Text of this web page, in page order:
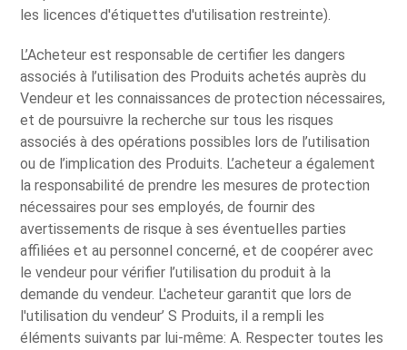
les licences d'étiquettes d'utilisation restreinte).
L’Acheteur est responsable de certifier les dangers
associés à l’utilisation des Produits achetés auprès du
Vendeur et les connaissances de protection nécessaires,
et de poursuivre la recherche sur tous les risques
associés à des opérations possibles lors de l’utilisation
ou de l’implication des Produits. L’acheteur a également
la responsabilité de prendre les mesures de protection
nécessaires pour ses employés, de fournir des
avertissements de risque à ses éventuelles parties
affiliées et au personnel concerné, et de coopérer avec
le vendeur pour vérifier l’utilisation du produit à la
demande du vendeur. L'acheteur garantit que lors de
l'utilisation du vendeur’ S Produits, il a rempli les
éléments suivants par lui-même: A. Respecter toutes les